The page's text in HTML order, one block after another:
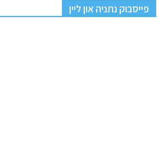
פייסבוק נתניה און ליין